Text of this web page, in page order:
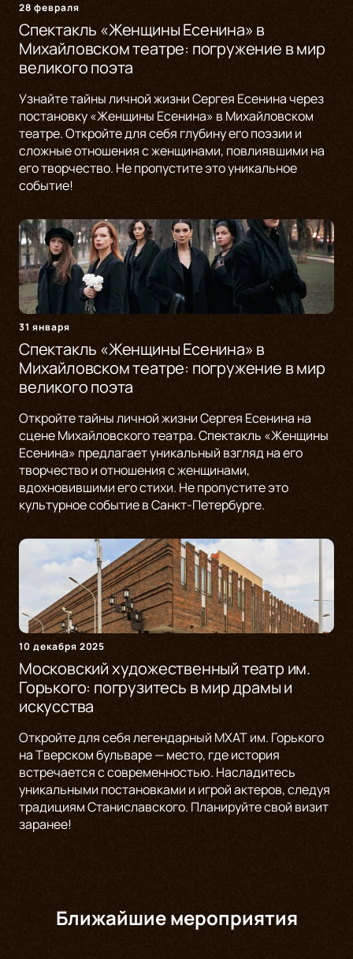
28 февраля
Спектакль «Женщины Есенина» в
Михайловском театре: погружение в мир
великого поэта
Узнайте тайны личной жизни Сергея Есенина через
постановку «Женщины Есенина» в Михайловском
театре. Откройте для себя глубину его поэзии и
сложные отношения с женщинами, повлиявшими на
его творчество. Не пропустите это уникальное
событие!
31 января
Спектакль «Женщины Есенина» в
Михайловском театре: погружение в мир
великого поэта
Откройте тайны личной жизни Сергея Есенина на
сцене Михайловского театра. Спектакль «Женщины
Есенина» предлагает уникальный взгляд на его
творчество и отношения с женщинами,
вдохновившими его стихи. Не пропустите это
культурное событие в Санкт-Петербурге.
10 декабря 2025
Московский художественный театр им.
Горького: погрузитесь в мир драмы и
искусства
Откройте для себя легендарный МХАТ им. Горького
на Тверском бульваре — место, где история
встречается с современностью. Насладитесь
уникальными постановками и игрой актеров, следуя
традициям Станиславского. Планируйте свой визит
заранее!
Ближайшие мероприятия